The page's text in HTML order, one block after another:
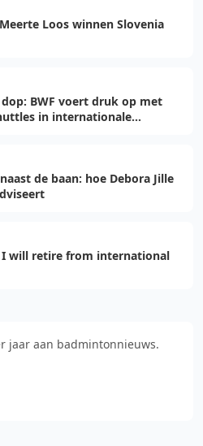
Loos winnen Slovenia
BWF voert druk op met
in internationale
de baan: hoe Debora Jille
I will retire from international
jaar aan badmintonnieuws.